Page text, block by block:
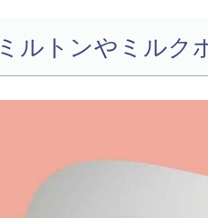
ミルトンやミルク